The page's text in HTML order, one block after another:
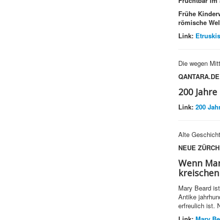
Frühe
römische
Link:
Die wegen
QANTARA.DE
200
Link: 200
Alte
NEUE
Wenn
kreischen
Mary Beard
Antike
erfreulich ist.